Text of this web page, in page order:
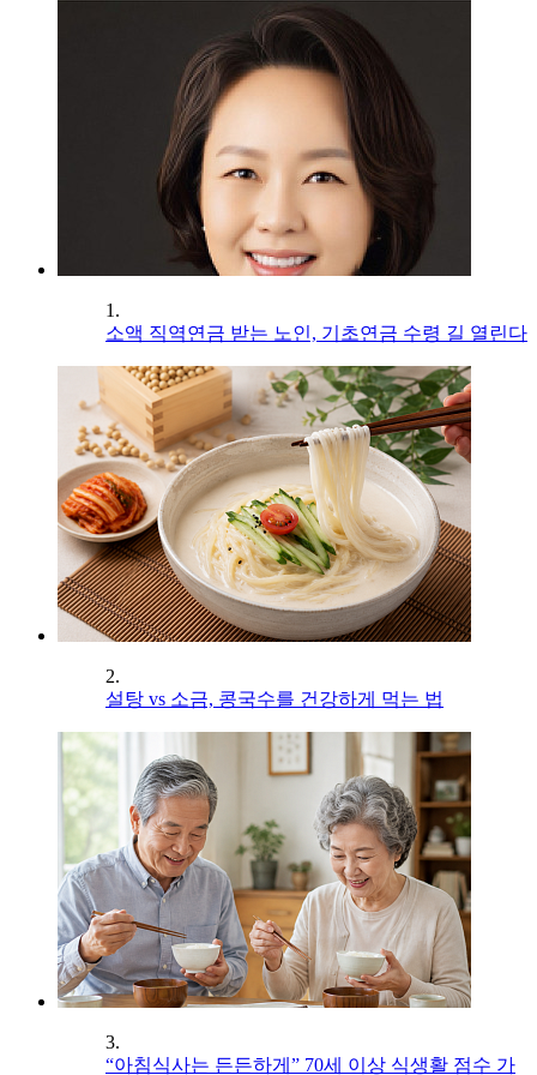
1.
소액 직역연금 받는 노인, 기초연금 수령 길 열린다
2.
설탕 vs 소금, 콩국수를 건강하게 먹는 법
3.
“아침식사는 든든하게” 70세 이상 식생활 점수 가